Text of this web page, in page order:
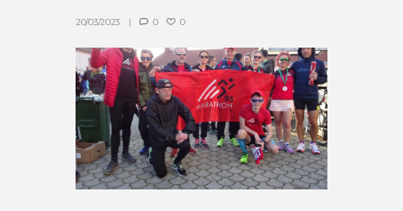
20/03/2023 0 0